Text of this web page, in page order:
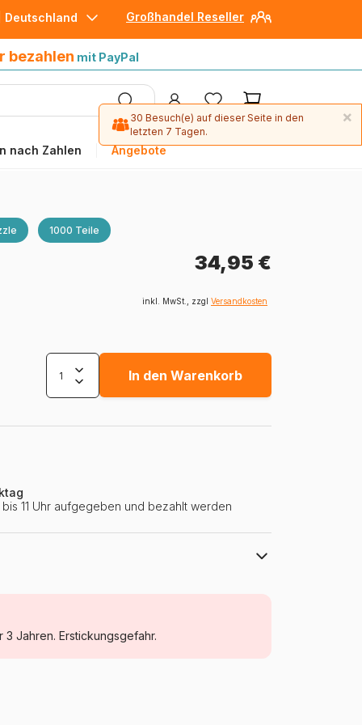
Großhandel Reseller
Deutschland
bezahlen mit PayPal
nach Zahlen Angebote
1000 Teile
34,95 €
inkl. MwSt., zzgl Versandkosten
In den Warenkorb
11 Uhr aufgegeben und bezahlt werden
Puzzle für Erwachsene (500 bis 48000
Jahren. Erstickungsgefahr.
×
30 Besuch(e) auf dieser Seite in den
letzten 7 Tagen.